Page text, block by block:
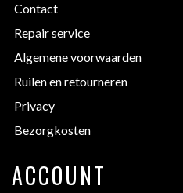
Contact
Repair service
Algemene voorwaarden
Ruilen en retourneren
Privacy
Bezorgkosten
ACCOUNT